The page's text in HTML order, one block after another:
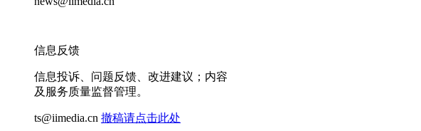
信息反馈
信息投诉、问题反馈、改进建议；内容
及服务质量监督管理。
ts@iimedia.cn 撤稿请点击此处